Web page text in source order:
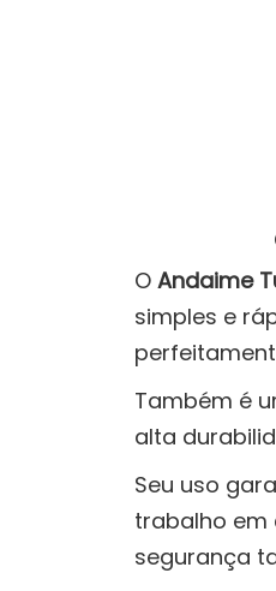
O Andaime
simples e
Também é
alta
Seu uso
trabalho em
segurança